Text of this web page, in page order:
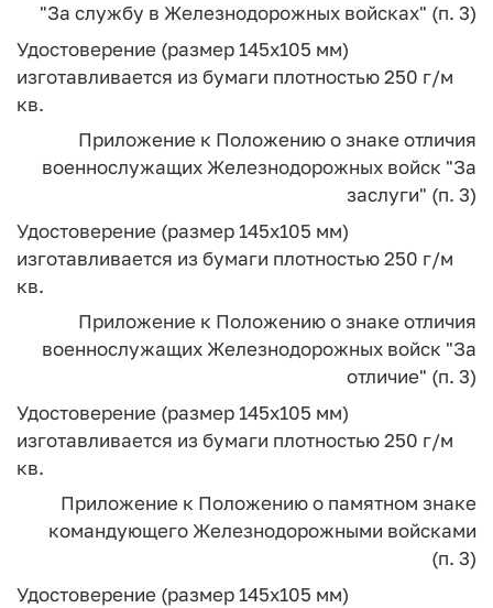
"За службу в Железнодорожных войсках" (п. 3)
Удостоверение (размер 145x105 мм)
изготавливается из бумаги плотностью 250 г/м
кв.
Приложение к Положению о знаке отличия
военнослужащих Железнодорожных войск "За
заслуги" (п. 3)
Удостоверение (размер 145x105 мм)
изготавливается из бумаги плотностью 250 г/м
кв.
Приложение к Положению о знаке отличия
военнослужащих Железнодорожных войск "За
отличие" (п. 3)
Удостоверение (размер 145x105 мм)
изготавливается из бумаги плотностью 250 г/м
кв.
Приложение к Положению о памятном знаке
командующего Железнодорожными войсками
(п. 3)
Удостоверение (размер 145x105 мм)